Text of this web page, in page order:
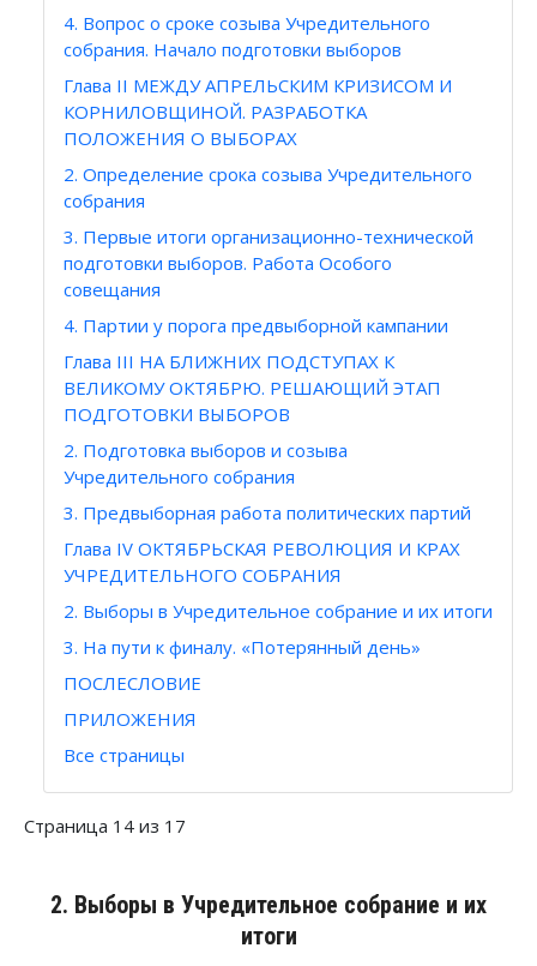
4. Вопрос о сроке созыва Учредительного
собрания. Начало подготовки выборов
Глава II МЕЖДУ АПРЕЛЬСКИМ КРИЗИСОМ И
КОРНИЛОВЩИНОЙ. РАЗРАБОТКА
ПОЛОЖЕНИЯ О ВЫБОРАХ
2. Определение срока созыва Учредительного
собрания
3. Первые итоги организационно-технической
подготовки выборов. Работа Особого
совещания
4. Партии у порога предвыборной кампании
Глава III НА БЛИЖНИХ ПОДСТУПАХ К
ВЕЛИКОМУ ОКТЯБРЮ. РЕШАЮЩИЙ ЭТАП
ПОДГОТОВКИ ВЫБОРОВ
2. Подготовка выборов и созыва
Учредительного собрания
3. Предвыборная работа политических партий
Глава IV ОКТЯБРЬСКАЯ РЕВОЛЮЦИЯ И КРАХ
УЧРЕДИТЕЛЬНОГО СОБРАНИЯ
2. Выборы в Учредительное собрание и их итоги
3. На пути к финалу. «Потерянный день»
ПОСЛЕСЛОВИЕ
ПРИЛОЖЕНИЯ
Все страницы
Страница 14 из 17
2. Выборы в Учредительное собрание и их
итоги